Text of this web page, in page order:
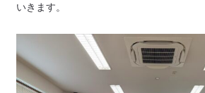
いきます。